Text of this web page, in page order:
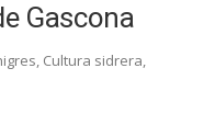
Gascona
, Cultura sidrera,